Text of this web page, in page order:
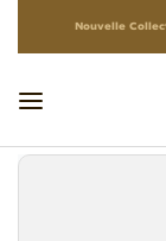
Nouvelle